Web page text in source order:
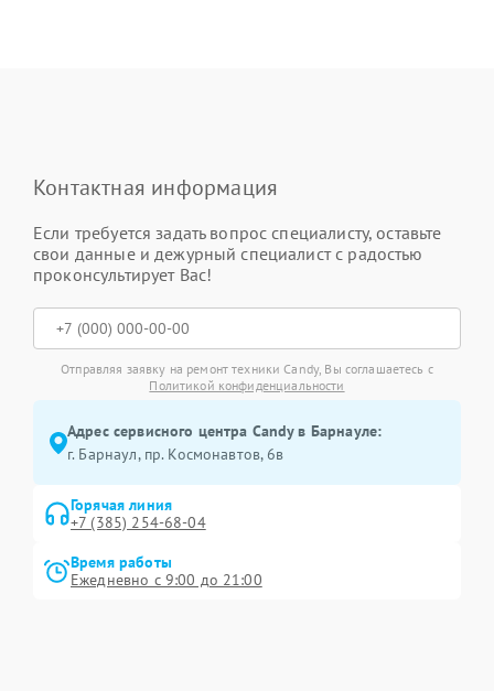
Контактная информация
Если требуется задать вопрос специалисту, оставьте
свои данные и дежурный специалист с радостью
проконсультирует Вас!
Отправляя заявку на ремонт техники Candy, Вы соглашаетесь с
Политикой конфиденциальности
Адрес сервисного центра Candy в Барнауле:
г. Барнаул, ​пр. Космонавтов, 6в
Горячая линия
+7 (385) 254-68-04
Время работы
Ежедневно с 9:00 до 21:00